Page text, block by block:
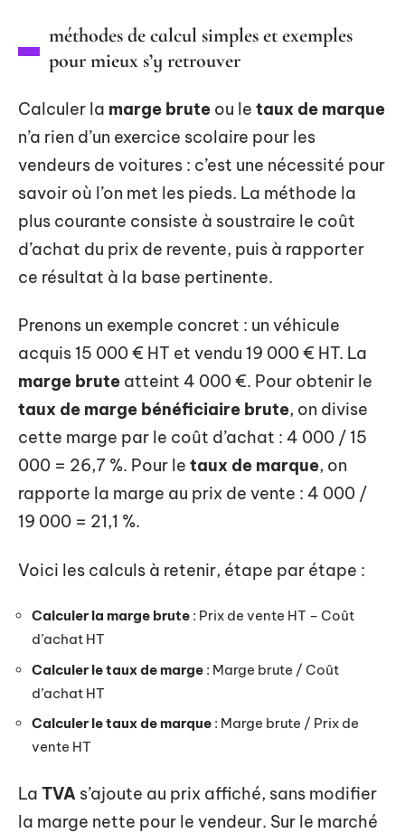
méthodes de calcul simples et exemples
pour mieux s’y retrouver
Calculer la marge brute ou le taux de marque
n’a rien d’un exercice scolaire pour les
vendeurs de voitures : c’est une nécessité pour
savoir où l’on met les pieds. La méthode la
plus courante consiste à soustraire le coût
d’achat du prix de revente, puis à rapporter
ce résultat à la base pertinente.
Prenons un exemple concret : un véhicule
acquis 15 000 € HT et vendu 19 000 € HT. La
marge brute atteint 4 000 €. Pour obtenir le
taux de marge bénéficiaire brute, on divise
cette marge par le coût d’achat : 4 000 / 15
000 = 26,7 %. Pour le taux de marque, on
rapporte la marge au prix de vente : 4 000 /
19 000 = 21,1 %.
Voici les calculs à retenir, étape par étape :
Calculer la marge brute : Prix de vente HT – Coût
d’achat HT
Calculer le taux de marge : Marge brute / Coût
d’achat HT
Calculer le taux de marque : Marge brute / Prix de
vente HT
La TVA s’ajoute au prix affiché, sans modifier
la marge nette pour le vendeur. Sur le marché